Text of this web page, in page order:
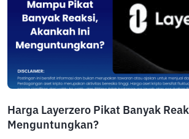
Harga Layerzero Pikat Banyak
Menguntungkan?